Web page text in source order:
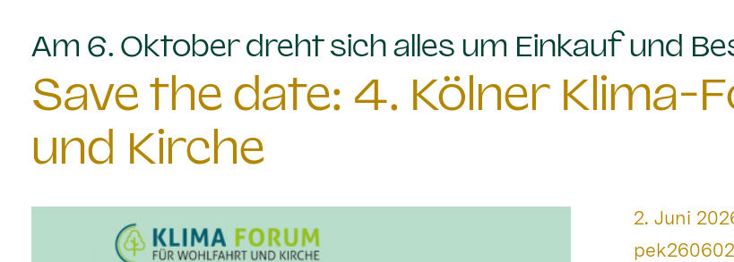
Am 6. Oktober dreht sich alles um Einkauf und
Save the date: 4. Kölner
und Kirche
Datum:
2. Juni
Von: